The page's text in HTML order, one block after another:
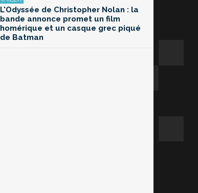
L'Odyssée de Christopher Nolan : la
bande annonce promet un film
homérique et un casque grec piqué
de Batman